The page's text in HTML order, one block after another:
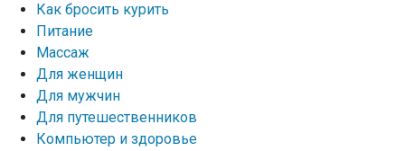
Как бросить курить
Питание
Массаж
Для женщин
Для мужчин
Для путешественников
Компьютер и здоровье